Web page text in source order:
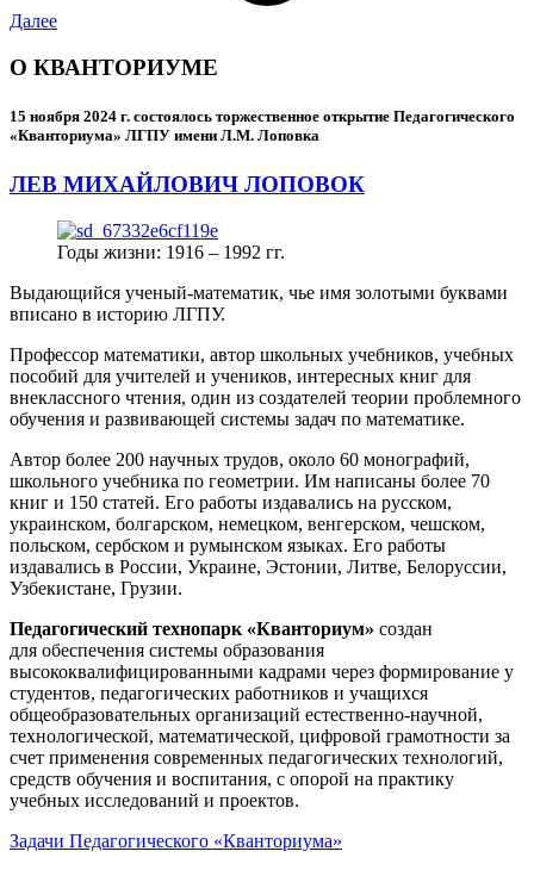
Далее
О КВАНТОРИУМЕ
15 ноября 2024 г. состоялось торжественное открытие Педагогического
«Кванториума» ЛГПУ имени Л.М. Лоповка
ЛЕВ МИХАЙЛОВИЧ ЛОПОВОК
Годы жизни: 1916 – 1992 гг.
Выдающийся ученый-математик, чье имя золотыми буквами
вписано в историю ЛГПУ.
Профессор математики, автор школьных учебников, учебных
пособий для учителей и учеников, интересных книг для
внеклассного чтения, один из создателей теории проблемного
обучения и развивающей системы задач по математике.
Автор более 200 научных трудов, около 60 монографий,
школьного учебника по геометрии. Им написаны более 70
книг и 150 статей. Его работы издавались на русском,
украинском, болгарском, немецком, венгерском, чешском,
польском, сербском и румынском языках. Его работы
издавались в России, Украине, Эстонии, Литве, Белоруссии,
Узбекистане, Грузии.
Педагогический технопарк «Кванториум» создан
для обеспечения системы образования
высококвалифицированными кадрами через формирование у
студентов, педагогических работников и учащихся
общеобразовательных организаций естественно-научной,
технологической, математической, цифровой грамотности за
счет применения современных педагогических технологий,
средств обучения и воспитания, с опорой на практику
учебных исследований и проектов.
Задачи Педагогического «Кванториума»